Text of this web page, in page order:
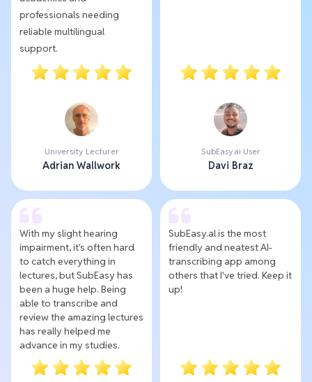
professionals needing
reliable multilingual
support.
University Lecturer
Adrian Wallwork
SubEasy.ai User
Davi Braz
With my slight hearing
impairment, it's often hard
to catch everything in
lectures, but SubEasy has
been a huge help. Being
able to transcribe and
review the amazing lectures
has really helped me
advance in my studies.
SubEasy.al is the most
friendly and neatest AI-
transcribing app among
others that I've tried. Keep it
up!